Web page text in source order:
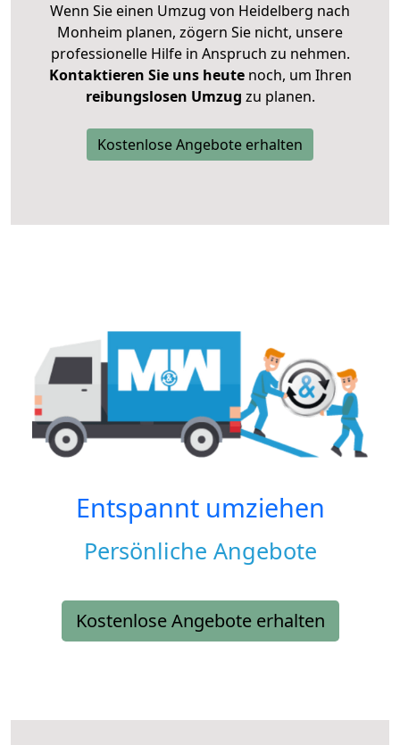
Wenn Sie einen Umzug von Heidelberg nach
Monheim planen, zögern Sie nicht, unsere
professionelle Hilfe in Anspruch zu nehmen.
Kontaktieren Sie uns heutenoch, um Ihren
reibungslosen Umzug zu planen.
Kostenlose Angebote erhalten
Entspannt umziehen
Persönliche Angebote
Kostenlose Angebote erhalten